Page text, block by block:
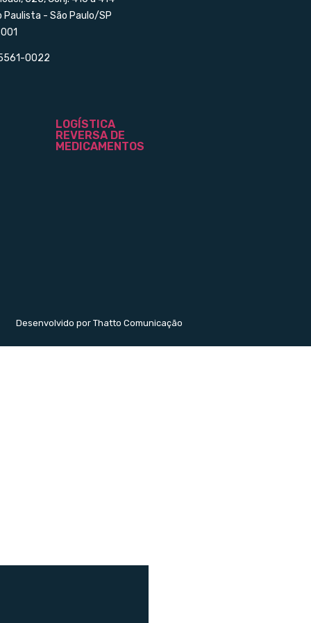
Paulista - São Paulo/SP
0022
LOGÍSTICA
REVERSA DE
MEDICAMENTOS
Desenvolvido por Thatto Comunicação